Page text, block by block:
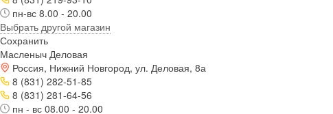
пн-вс 8.00 - 20.00
Выбрать другой магазин
Сохранить
Масленыч Деловая
Россия, Нижний Новгород, ул. Деловая, 8а
8 (831) 282-51-85
8 (831) 281-64-56
пн - вс 08.00 - 20.00